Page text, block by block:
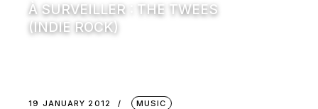
À SURVEILLER : THE TWEES
(INDIE ROCK)
19 JANUARY 2012 MUSIC